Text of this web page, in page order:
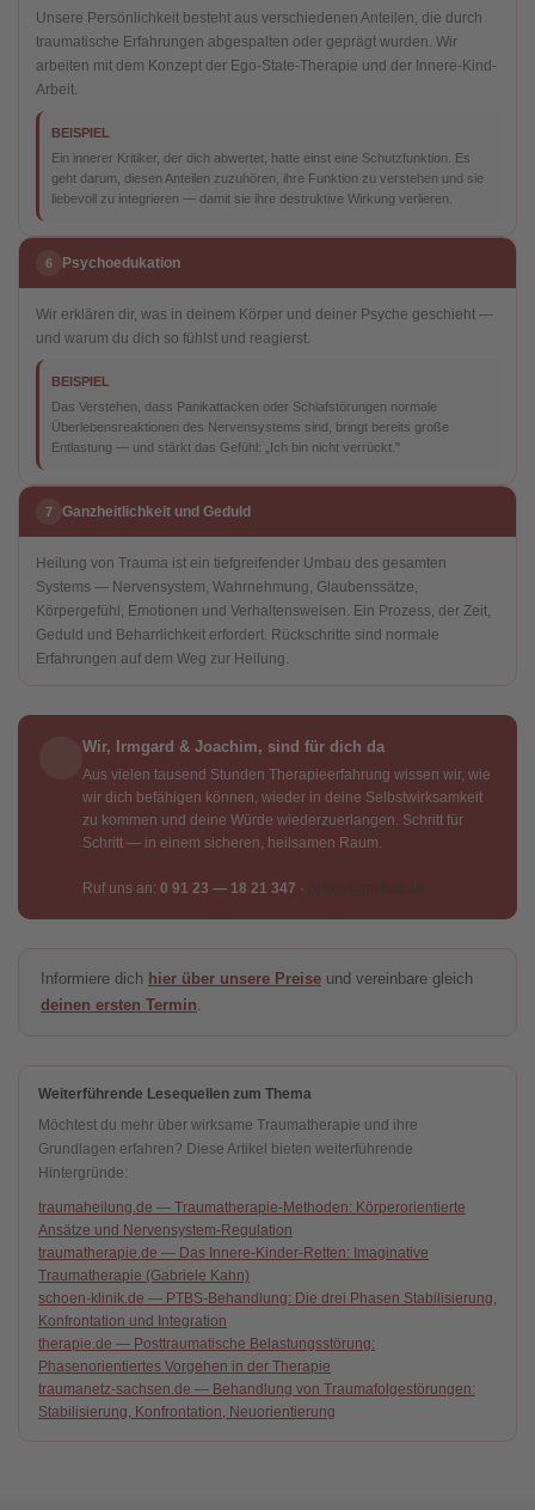
Unsere Persönlichkeit besteht aus verschiedenen Anteilen, die durch
traumatische Erfahrungen abgespalten oder geprägt wurden. Wir
arbeiten mit dem Konzept der Ego-State-Therapie und der Innere-Kind-
Arbeit.
BEISPIEL
Ein innerer Kritiker, der dich abwertet, hatte einst eine Schutzfunktion. Es
geht darum, diesen Anteilen zuzuhören, ihre Funktion zu verstehen und sie
liebevoll zu integrieren — damit sie ihre destruktive Wirkung verlieren.
6 Psychoedukation
Wir erklären dir, was in deinem Körper und deiner Psyche geschieht —
und warum du dich so fühlst und reagierst.
BEISPIEL
Das Verstehen, dass Panikattacken oder Schlafstörungen normale
Überlebensreaktionen des Nervensystems sind, bringt bereits große
Entlastung — und stärkt das Gefühl: „Ich bin nicht verrückt."
7 Ganzheitlichkeit und Geduld
Heilung von Trauma ist ein tiefgreifender Umbau des gesamten
Systems — Nervensystem, Wahrnehmung, Glaubenssätze,
Körpergefühl, Emotionen und Verhaltensweisen. Ein Prozess, der Zeit,
Geduld und Beharrlichkeit erfordert. Rückschritte sind normale
Erfahrungen auf dem Weg zur Heilung.
Wir, Irmgard & Joachim, sind für dich da
Aus vielen tausend Stunden Therapieerfahrung wissen wir, wie
wir dich befähigen können, wieder in deine Selbstwirksamkeit
zu kommen und deine Würde wiederzuerlangen. Schritt für
Schritt — in einem sicheren, heilsamen Raum.
Ruf uns an: 0 91 23 — 18 21 347 · praxis@myflux.de
Informiere dich hier über unsere Preise und vereinbare gleich
deinen ersten Termin.
Weiterführende Lesequellen zum Thema
Möchtest du mehr über wirksame Traumatherapie und ihre
Grundlagen erfahren? Diese Artikel bieten weiterführende
Hintergründe:
traumaheilung.de — Traumatherapie-Methoden: Körperorientierte
Ansätze und Nervensystem-Regulation
traumatherapie.de — Das Innere-Kinder-Retten: Imaginative
Traumatherapie (Gabriele Kahn)
schoen-klinik.de — PTBS-Behandlung: Die drei Phasen Stabilisierung,
Konfrontation und Integration
therapie.de — Posttraumatische Belastungsstörung:
Phasenorientiertes Vorgehen in der Therapie
traumanetz-sachsen.de — Behandlung von Traumafolgestörungen:
Stabilisierung, Konfrontation, Neuorientierung